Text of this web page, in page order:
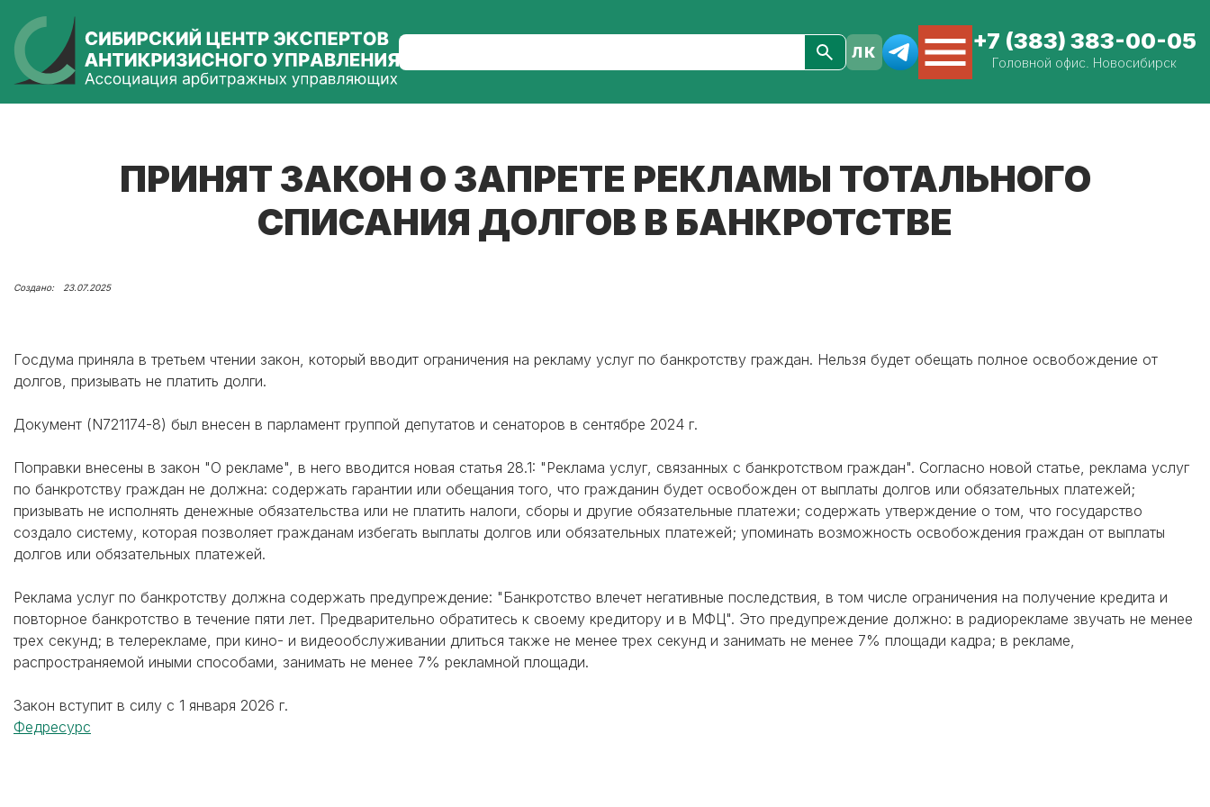
+7 (383) 383-00-05
Головной офис. Новосибирск
ПРИНЯТ ЗАКОН О ЗАПРЕТЕ РЕКЛАМЫ ТОТАЛЬНОГО
СПИСАНИЯ ДОЛГОВ В БАНКРОТСТВЕ
23.07.2025
Госдума приняла в третьем чтении закон, который вводит ограничения на рекламу услуг по банкротству граждан. Нельзя будет обещать полное освобождение от
долгов, призывать не платить долги.
Документ (N721174-8) был внесен в парламент группой депутатов и сенаторов в сентябре 2024 г.
Поправки внесены в закон "О рекламе", в него вводится новая статья 28.1: "Реклама услуг, связанных с банкротством граждан". Согласно новой статье, реклама услуг
по банкротству граждан не должна: содержать гарантии или обещания того, что гражданин будет освобожден от выплаты долгов или обязательных платежей;
призывать не исполнять денежные обязательства или не платить налоги, сборы и другие обязательные платежи; содержать утверждение о том, что государство
создало систему, которая позволяет гражданам избегать выплаты долгов или обязательных платежей; упоминать возможность освобождения граждан от выплаты
долгов или обязательных платежей.
Реклама услуг по банкротству должна содержать предупреждение: "Банкротство влечет негативные последствия, в том числе ограничения на получение кредита и
повторное банкротство в течение пяти лет. Предварительно обратитесь к своему кредитору и в МФЦ". Это предупреждение должно: в радиорекламе звучать не менее
трех секунд; в телерекламе, при кино- и видеообслуживании длиться также не менее трех секунд и занимать не менее 7% площади кадра; в рекламе,
распространяемой иными способами, занимать не менее 7% рекламной площади.
Закон вступит в силу с 1 января 2026 г.
Федресурс